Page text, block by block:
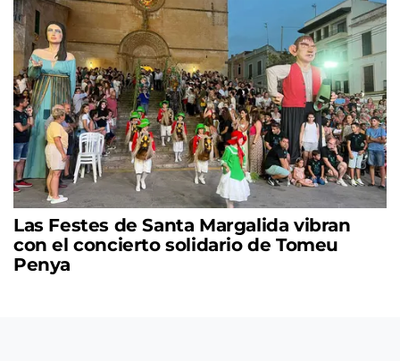
Las Festes de Santa Margalida vibran
con el concierto solidario de Tomeu
Penya